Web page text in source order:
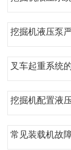
挖掘机液压泵
叉车起重系统
挖掘机配置液
常见装载机故